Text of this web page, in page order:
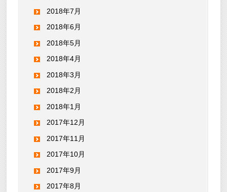
2018年7月
2018年6月
2018年5月
2018年4月
2018年3月
2018年2月
2018年1月
2017年12月
2017年11月
2017年10月
2017年9月
2017年8月